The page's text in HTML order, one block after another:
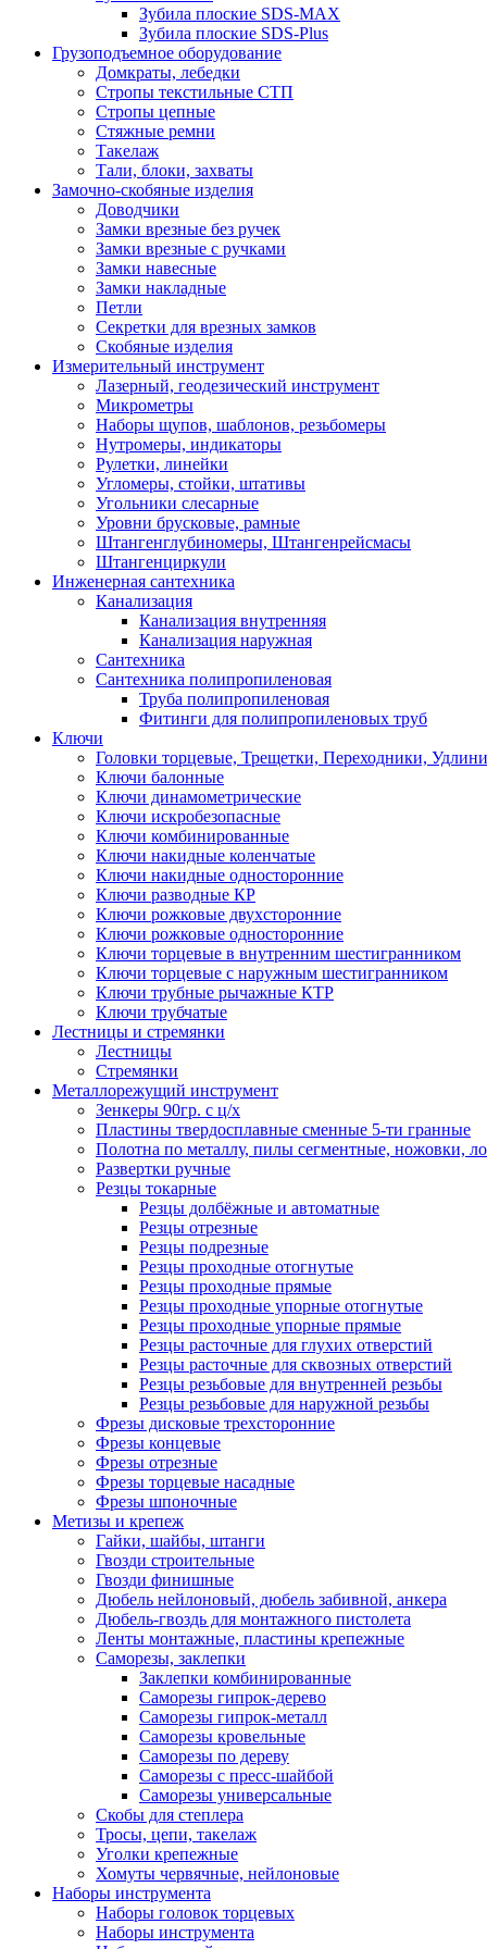
Зубила плоские SDS-MAX
Зубила плоские SDS-Plus
Грузоподъемное оборудование
Домкраты, лебедки
Стропы текстильные СТП
Стропы цепные
Стяжные ремни
Такелаж
Тали, блоки, захваты
Замочно-скобяные изделия
Доводчики
Замки врезные без ручек
Замки врезные с ручками
Замки навесные
Замки накладные
Петли
Секретки для врезных замков
Скобяные изделия
Измерительный инструмент
Лазерный, геодезический инструмент
Микрометры
Наборы щупов, шаблонов, резьбомеры
Нутромеры, индикаторы
Рулетки, линейки
Угломеры, стойки, штативы
Угольники слесарные
Уровни брусковые, рамные
Штангенглубиномеры, Штангенрейсмасы
Штангенциркули
Инженерная сантехника
Канализация
Канализация внутренняя
Канализация наружная
Сантехника
Сантехника полипропиленовая
Труба полипропиленовая
Фитинги для полипропиленовых труб
Ключи
Головки торцевые, Трещетки, Переходники,
Ключи балонные
Ключи динамометрические
Ключи искробезопасные
Ключи комбинированные
Ключи накидные коленчатые
Ключи накидные односторонние
Ключи разводные КР
Ключи рожковые двухсторонние
Ключи рожковые односторонние
Ключи торцевые в внутренним шестигранником
Ключи торцевые с наружным шестигранником
Ключи трубные рычажные КТР
Ключи трубчатые
Лестницы и стремянки
Лестницы
Стремянки
Металлорежущий инструмент
Зенкеры 90гр. с ц/х
Пластины твердосплавные сменные 5-ти гранные
Полотна по металлу, пилы сегментные, ножовки,
Развертки ручные
Резцы токарные
Резцы долбёжные и автоматные
Резцы отрезные
Резцы подрезные
Резцы проходные отогнутые
Резцы проходные прямые
Резцы проходные упорные отогнутые
Резцы проходные упорные прямые
Резцы расточные для глухих отверстий
Резцы расточные для сквозных отверстий
Резцы резьбовые для внутренней резьбы
Резцы резьбовые для наружной резьбы
Фрезы дисковые трехсторонние
Фрезы концевые
Фрезы отрезные
Фрезы торцевые насадные
Фрезы шпоночные
Метизы и крепеж
Гайки, шайбы, штанги
Гвозди строительные
Гвозди финишные
Дюбель нейлоновый, дюбель забивной, анкера
Дюбель-гвоздь для монтажного пистолета
Ленты монтажные, пластины крепежные
Саморезы, заклепки
Заклепки комбинированные
Саморезы гипрок-дерево
Саморезы гипрок-металл
Саморезы кровельные
Саморезы по дереву
Саморезы с пресс-шайбой
Саморезы универсальные
Скобы для степлера
Тросы, цепи, такелаж
Уголки крепежные
Хомуты червячные, нейлоновые
Наборы инструмента
Наборы головок торцевых
Наборы инструмента